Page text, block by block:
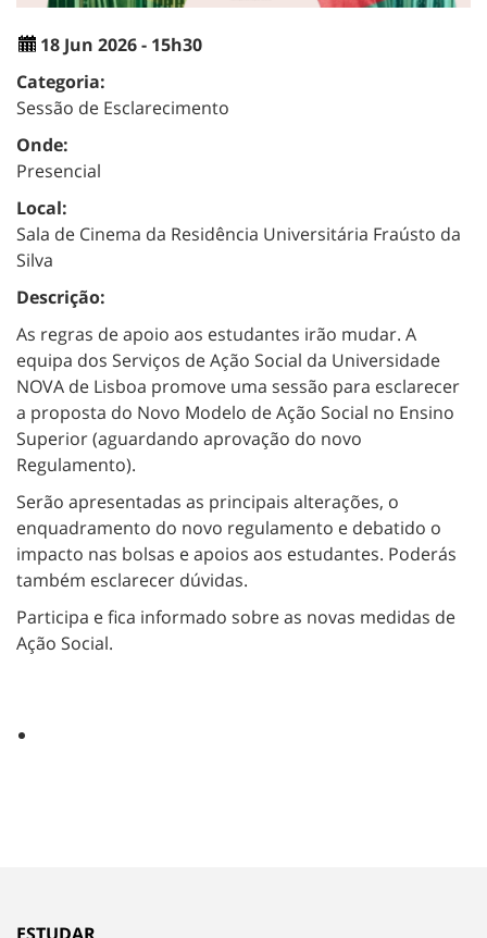
18 Jun 2026 - 15h30
Categoria:
Sessão de Esclarecimento
Onde:
Presencial
Local:
Sala de Cinema da Residência Universitária Fraústo da
Silva
Descrição:
As regras de apoio aos estudantes irão mudar. A
equipa dos Serviços de Ação Social da Universidade
NOVA de Lisboa promove uma sessão para esclarecer
a proposta do Novo Modelo de Ação Social no Ensino
Superior (aguardando aprovação do novo
Regulamento).
Serão apresentadas as principais alterações, o
enquadramento do novo regulamento e debatido o
impacto nas bolsas e apoios aos estudantes. Poderás
também esclarecer dúvidas.
Participa e fica informado sobre as novas medidas de
Ação Social.